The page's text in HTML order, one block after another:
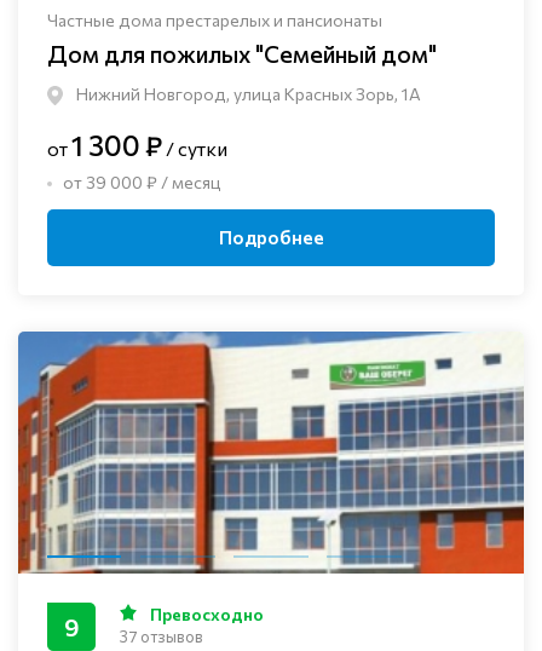
Частные дома престарелых и пансионаты
Дом для пожилых "Семейный дом"
Нижний Новгород, улица Красных Зорь, 1А
от1 300 ₽ / сутки
от 39 000 ₽ / месяц
Подробнее
9 Превосходно
37 отзывов